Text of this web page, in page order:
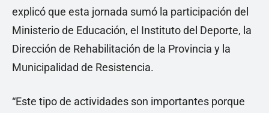
explicó que esta jornada sumó la participación del
Ministerio de Educación, el Instituto del Deporte, la
Dirección de Rehabilitación de la Provincia y la
Municipalidad de Resistencia.
“Este tipo de actividades son importantes porque